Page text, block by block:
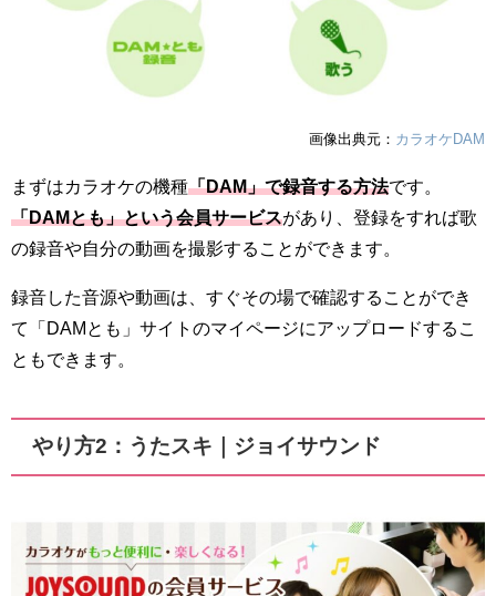
画像出典元： カラオケDAM
まずはカラオケの機種「DAM」で録音する方法です。
「DAMとも」という会員サービスがあり、登録をすれば歌
の録音や自分の動画を撮影することができます。
録音した音源や動画は、すぐその場で確認することができ
て「DAMとも」サイトのマイページにアップロードするこ
ともできます。
やり方2：うたスキ｜ジョイサウンド